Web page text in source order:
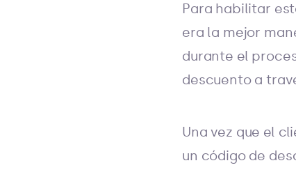
Para habilitar
era la mejor
durante el
descuento a
Una vez que el
un código de